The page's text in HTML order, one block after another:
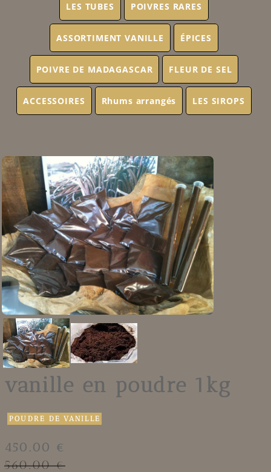
LES TUBES POIVRES RARES
ASSORTIMENT VANILLE ÉPICES
POIVRE DE MADAGASCAR FLEUR DE SEL
ACCESSOIRES Rhums arrangés LES SIROPS
vanille en poudre 1kg
POUDRE DE VANILLE
450.00 €
560.00 €